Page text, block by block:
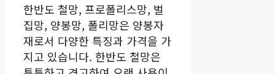
한반도 철망, 프로폴리스망, 벌
집망, 양봉망, 폴리망은 양봉자
재로서 다양한 특징과 가격을 가
지고 있습니다. 한반도 철망은